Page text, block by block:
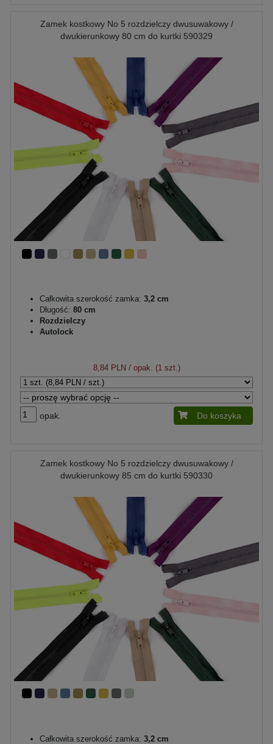
Zamek kostkowy No 5 rozdzielczy dwusuwakowy /
dwukierunkowy 80 cm do kurtki 590329
Całkowita szerokość zamka: 3,2 cm
Długość: 80 cm
Rozdzielczy
Autolock
8,84 PLN / opak. (1 szt.)
opak. Do koszyka
Zamek kostkowy No 5 rozdzielczy dwusuwakowy /
dwukierunkowy 85 cm do kurtki 590330
Całkowita szerokość zamka: 3,2 cm